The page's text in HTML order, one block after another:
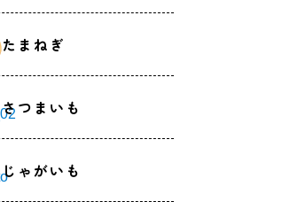
たまねぎ
さつまいも
じゃがいも